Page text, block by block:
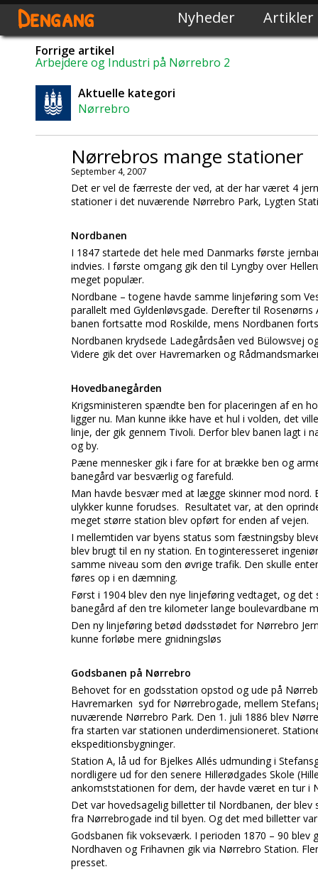
Dengang Nyheder Artikler
Forrige artikel
Arbejdere og Industri på Nørrebro 2
Aktuelle kategori
Nørrebro
Nørrebros mange stationer
September 4, 2007
Det er vel de færreste der ved, at der har været 4
stationer i det nuværende Nørrebro Park, Lygten
Nordbanen
I 1847 startede det hele med Danmarks første
indvies. I første omgang gik den til Lyngby over
meget populær.
Nordbane – togene havde samme linjeføring som
parallelt med Gyldenløvsgade. Derefter til
banen fortsatte mod Roskilde, mens Nordbanen
Nordbanen krydsede Ladegårdsåen ved Bülowsvej
Videre gik det over Havremarken og
Hovedbanegården
Krigsministeren spændte ben for placeringen af en
ligger nu. Man kunne ikke have et hul i volden, det
linje, der gik gennem Tivoli. Derfor blev banen lagt i
og by.
Pæne mennesker gik i fare for at brække ben og
banegård var besværlig og farefuld.
Man havde besvær med at lægge skinner mod
ulykker kunne forudses. Resultatet var, at den
meget større station blev opført for enden af vejen.
I mellemtiden var byens status som fæstningsby
blev brugt til en ny station. En toginteresseret
samme niveau som den øvrige trafik. Den skulle
føres op i en dæmning.
Først i 1904 blev den nye linjeføring vedtaget, og
banegård af den tre kilometer lange boulevardbane
Den ny linjeføring betød dødsstødet for Nørrebro
kunne forløbe mere gnidningsløs
Godsbanen på Nørrebro
Behovet for en godsstation opstod og ude på
Havremarken syd for Nørrebrogade, mellem
nuværende Nørrebro Park. Den 1. juli 1886 blev
fra starten var stationen underdimensioneret.
ekspeditionsbygninger.
Station A, lå ud for Bjelkes Allés udmunding i
nordligere ud for den senere Hillerødgades Skole
ankomststationen for dem, der havde været en tur i
Det var hovedsagelig billetter til Nordbanen, der
fra Nørrebrogade ind til byen. Og det med billetter
Godsbanen fik vokseværk. I perioden 1870 – 90
Nordhaven og Frihavnen gik via Nørrebro Station.
presset.